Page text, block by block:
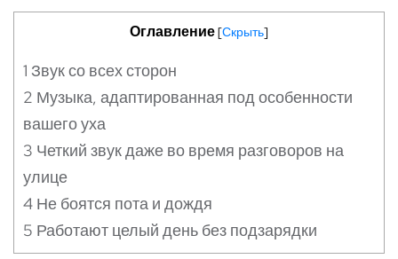
Оглавление[Скрыть]
1 Звук со всех сторон
2 Музыка, адаптированная под особенности
вашего уха
3 Четкий звук даже во время разговоров на
улице
4 Не боятся пота и дождя
5 Работают целый день без подзарядки